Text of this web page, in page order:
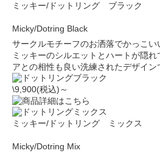
ミッキー/ドットリング ブラック
Micky/Dotring Black
サークルモチーフのお洒落でかっこい
ミッキーのシルエットとハートが隠
アとの相性も良い洗練されたデザイン
\9,900(税込)～
ミッキー/ドットリング ミックス
Micky/Dotring Mix